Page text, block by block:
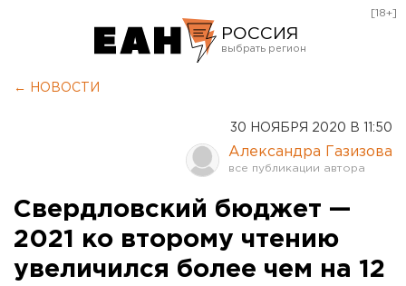
РОССИЯ
Оренбург
[18+]
← НОВОСТИ
30 НОЯБРЯ 2020 В 11:50
Александра Газизова
Свердловский бюджет —
2021 ко второму чтению
увеличился более чем на 12